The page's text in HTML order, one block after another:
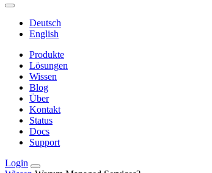
Deutsch
English
Produkte
Lösungen
Wissen
Blog
Über
Kontakt
Status
Docs
Support
Login